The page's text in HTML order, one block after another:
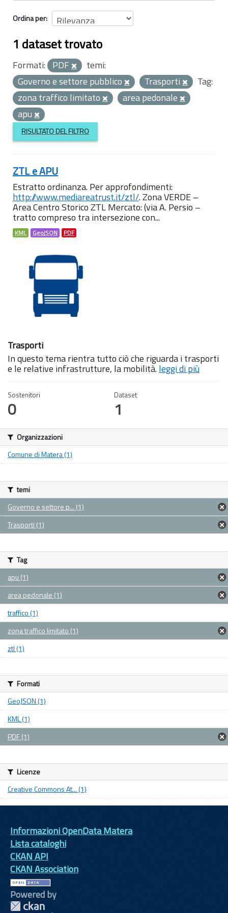
Ordina per
1 dataset trovato
Formati: PDF
temi:
Governo e settore pubblico
Trasporti
Tag:
zona traffico limitato
area pedonale
apu
RISULTATO DEL FILTRO
ZTL e APU
Estratto ordinanza. Per approfondimenti:
http://www.mediareatrust.it/ztl/. Zona VERDE –
Area Centro Storico ZTL Mercato: (via A. Persio –
tratto compreso tra intersezione con...
KML GeoJSON PDF
Trasporti
In questo tema rientra tutto ciò che riguarda i trasporti
e le relative infrastrutture, la mobilità.leggi di più
Sostenitori
0
Dataset
1
Organizzazioni
Comune di Matera (1)
temi
Governo e settore p... (1)
Trasporti (1)
Tag
apu (1)
area pedonale (1)
traffico (1)
zona traffico limitato (1)
ztl (1)
Formati
GeoJSON (1)
KML (1)
PDF (1)
Licenze
Creative Commons At... (1)
Informazioni OpenData Matera
Lista cataloghi
CKAN API
CKAN Association
Powered by